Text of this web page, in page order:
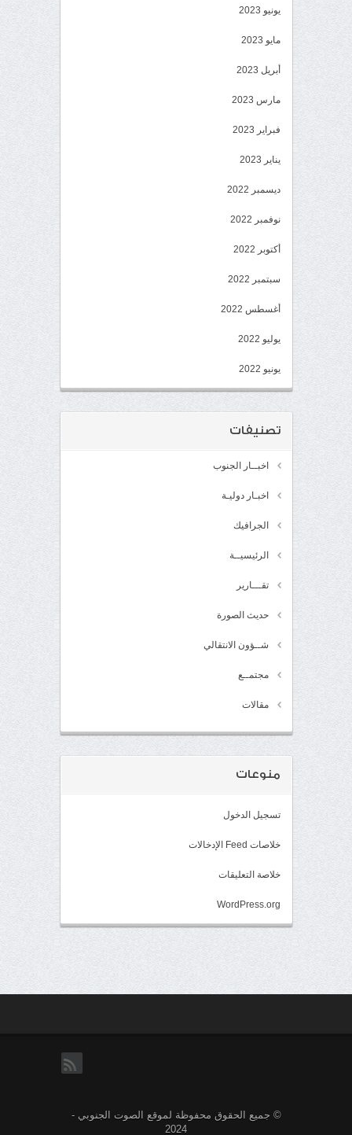
يونيو 2023
مايو 2023
أبريل 2023
مارس 2023
فبراير 2023
يناير 2023
ديسمبر 2022
نوفمبر 2022
أكتوبر 2022
سبتمبر 2022
أغسطس 2022
يوليو 2022
يونيو 2022
تصنيفات
اخبــار الجنوب
اخبـار دوليـة
الجرافيك
الرئيسيــة
تقـــارير
حديث الصورة
شــؤون الانتقالي
مجتمــع
مقالات
منوعات
تسجيل الدخول
خلاصات Feed الإدخالات
خلاصة التعليقات
WordPress.org
© جميع الحقوق محفوظة لموقع الصوت الجنوبي -
2024